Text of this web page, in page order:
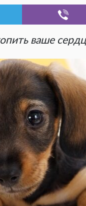
ваше